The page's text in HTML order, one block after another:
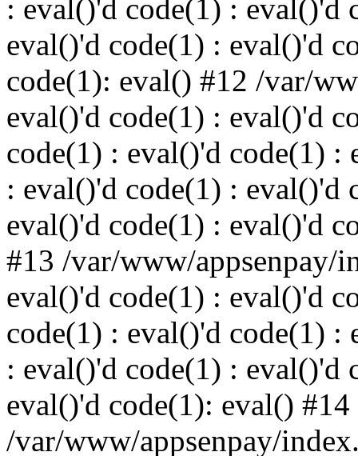
: eval()'d code(1) : eval()'d
eval()'d code(1) : eval()'d
code(1): eval() #12 /var/
eval()'d code(1) : eval()'d
code(1) : eval()'d code(1) :
: eval()'d code(1) : eval()'d
eval()'d code(1) : eval()'d
#13 /var/www/appsenpay/
eval()'d code(1) : eval()'d
code(1) : eval()'d code(1) :
: eval()'d code(1) : eval()'d
eval()'d code(1): eval() #14
/var/www/appsenpay/